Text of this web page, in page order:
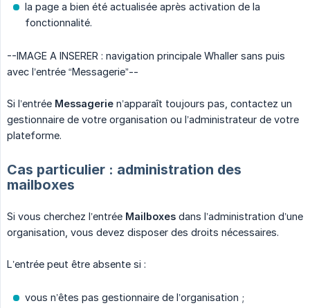
la page a bien été actualisée après activation de la
fonctionnalité.
--IMAGE A INSERER : navigation principale Whaller sans puis
avec l’entrée “Messagerie”--
Si l’entrée Messagerie n’apparaît toujours pas, contactez un
gestionnaire de votre organisation ou l’administrateur de votre
plateforme.
Cas particulier : administration des
mailboxes
Si vous cherchez l’entrée Mailboxes dans l’administration d’une
organisation, vous devez disposer des droits nécessaires.
L’entrée peut être absente si :
vous n’êtes pas gestionnaire de l’organisation ;